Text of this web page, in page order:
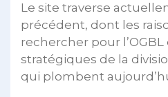
Le site traverse
précédent, dont les
rechercher pour
stratégiques de la
qui plombent